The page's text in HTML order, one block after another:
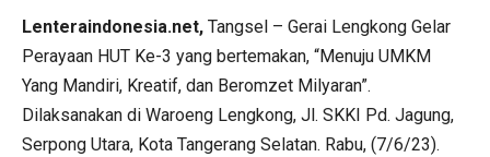
Lenteraindonesia.net, Tangsel – Gerai Lengkong Gelar
Perayaan HUT Ke-3 yang bertemakan, “Menuju UMKM
Yang Mandiri, Kreatif, dan Beromzet Milyaran”.
Dilaksanakan di Waroeng Lengkong, Jl. SKKI Pd. Jagung,
Serpong Utara, Kota Tangerang Selatan. Rabu, (7/6/23).